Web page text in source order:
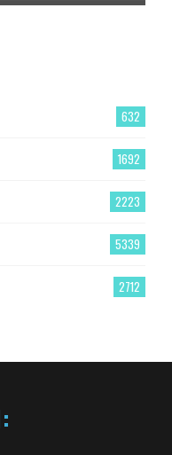
632
1692
2223
5339
2712